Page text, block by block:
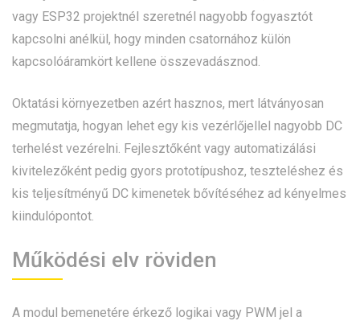
vagy ESP32 projektnél szeretnél nagyobb fogyasztót
kapcsolni anélkül, hogy minden csatornához külön
kapcsolóáramkört kellene összevadásznod.
Oktatási környezetben azért hasznos, mert látványosan
megmutatja, hogyan lehet egy kis vezérlőjellel nagyobb DC
terhelést vezérelni. Fejlesztőként vagy automatizálási
kivitelezőként pedig gyors prototípushoz, teszteléshez és
kis teljesítményű DC kimenetek bővítéséhez ad kényelmes
kiindulópontot.
Működési elv röviden
A modul bemenetére érkező logikai vagy PWM jel a